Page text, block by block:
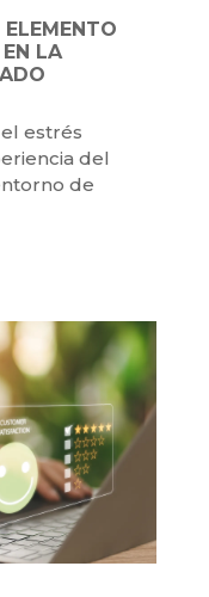
LA
estrés
del
de